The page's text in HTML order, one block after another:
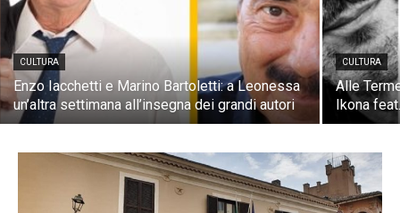
CULTURA
Enzo Iacchetti e Marino Bartoletti: a Leonessa
un’altra settimana all’insegna dei grandi autori
CULTURA
Alle
Ikona